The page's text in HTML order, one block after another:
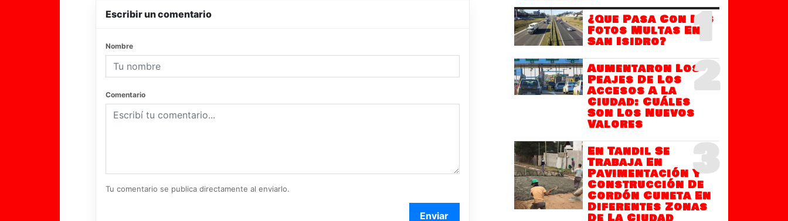
Escribir un comentario
Nombre
Comentario
Tu comentario se publica directamente al enviarlo.
Enviar
1
¿Que Pasa Con Las
Fotos Multas En
San Isidro?
2
Aumentaron Los
Peajes De Los
Accesos A La
Ciudad: Cuáles
Son Los Nuevos
Valores
3
En Tandil Se
Trabaja En
Pavimentación Y
Construcción De
Cordón Cuneta En
Diferentes Zonas